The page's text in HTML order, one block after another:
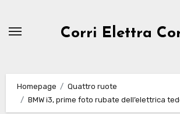
Corri Elettra
Homepage
Quattro ruote
BMW i3, prime foto rubate dell’elettrica